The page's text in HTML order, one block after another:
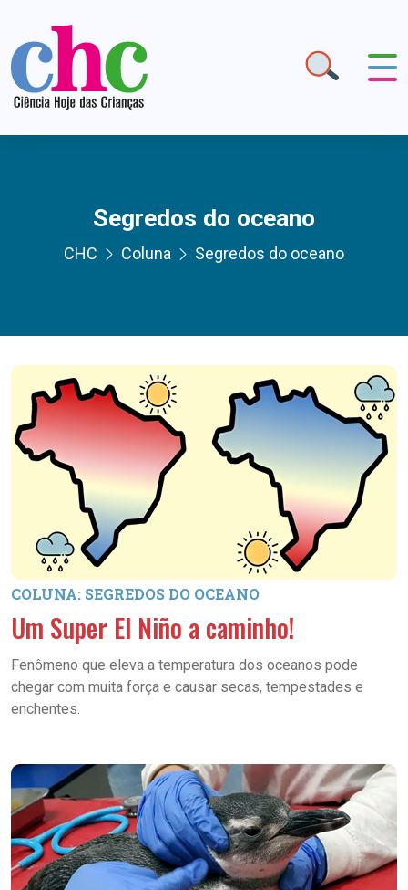
Segredos do oceano
CHC Coluna Segredos do oceano
COLUNA: SEGREDOS DO OCEANO
Um Super El Niño a caminho!
Fenômeno que eleva a temperatura dos oceanos pode
chegar com muita força e causar secas, tempestades e
enchentes.